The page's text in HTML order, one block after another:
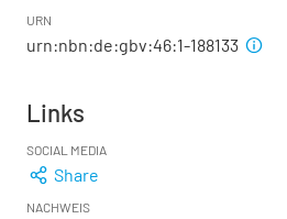
URN
urn:nbn:de:gbv:46:1-188133
Links
SOCIAL MEDIA
Share
NACHWEIS